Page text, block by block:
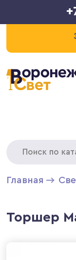
Главная
Торшер